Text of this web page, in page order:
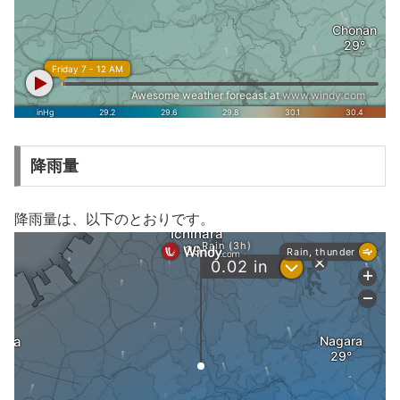
降雨量
降雨量は、以下のとおりです。